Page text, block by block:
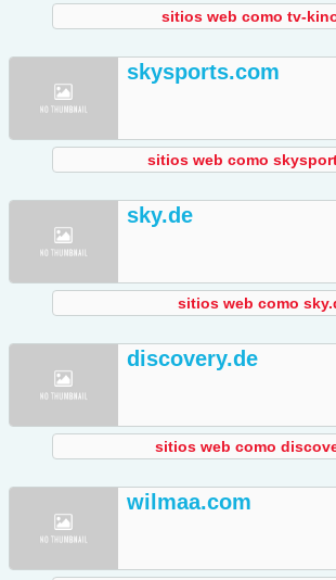
sitios web como tv-
skysports.com
sitios web como
sky.de
sitios web como
discovery.de
sitios web como
wilmaa.com